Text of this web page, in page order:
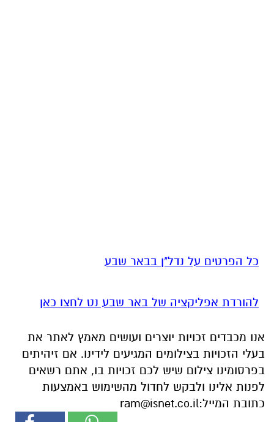
כל הפרטים על נדל"ן בבאר שבע
להורדת אפליקציה של באר שבע נט לחצו כאן
אנו מכבדים זכויות יוצרים ועושים מאמץ לאתר את
בעלי הזכויות בצילומים המגיעים לידינו. אם זיהיתים
בפרסומינו צילום שיש לכם זכויות בו, אתם רשאים
לפנות אלינו ולבקש לחדול מהשימוש באמצעות
כתובת המייל:ram@isnet.co.il